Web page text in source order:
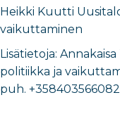
Heikki Kuutti
vaikuttaminen
Lisätietoja:
politiikka ja
puh. +358403566082